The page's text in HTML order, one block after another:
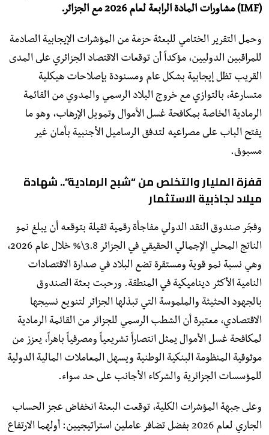
(IMF) مشاورات المادة الرابعة لعام 2026 مع الجزائر.
وحمل التقرير الختامي للبعثة حزمة من المؤشرات الإيجابية الصادمة
للمراقبين الدوليين، مؤكداً أن توقعات الاقتصاد الجزائري على المدى
القريب تظل إيجابية بشكل عام ومسنودة بإصلاحات هيكلية
متسارعة، بالتوازي مع خروج البلاد الرسمي والمدوي من القائمة
الرمادية الخاصة بمكافحة غسل الأموال وتمويل الإرهاب، وهو ما
يفتح الباب على مصراعيه لتدفق الرساميل الأجنبية بأمان غير
مسبوق.
قفزة المليار والتخلص من “شبح الرمادية”.. شهادة
ميلاد لجاذبية الاستثمار
وفجّر صندوق النقد الدولي مفاجأة رقمية ثقيلة بتوقعه أن يبلغ نمو
الناتج المحلي الإجمالي الحقيقي في الجزائر 3.8\% خلال عام 2026،
وهي نسبة نمو قوية ومستقرة تضع البلاد في صدارة الاقتصادات
النامية الأكثر ديناميكية في المنطقة. ورحبت بعثة الصندوق
بالجهود الحثيثة والملموسة التي تبذلها الجزائر لتنويع نسيجها
الاقتصادي، معتبرة أن الشطب الرسمي للجزائر من القائمة الرمادية
لمكافحة غسل الأموال يمثل انتصاراً تشريعياً ومصرفياً باهراً، يعزز من
موثوقية المنظومة البنكية الوطنية ويسهل المعاملات المالية الدولية
للمؤسسات الجزائرية والشركاء الأجانب على حد سواء.
وعلى جبهة المؤشرات الكلية، توقعت البعثة انخفاض عجز الحساب
الجاري لعام 2026 بفضل تضافر عاملين استراتيجيين: أولهما الارتفاع